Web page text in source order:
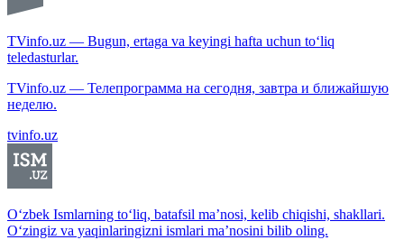
TVinfo.uz — Bugun, ertaga va keyingi hafta uchun to‘liq
teledasturlar.
TVinfo.uz — Телепрограмма на сегодня, завтра и ближайшую
неделю.
tvinfo.uz
O‘zbek Ismlarning to‘liq, batafsil ma’nosi, kelib chiqishi, shakllari.
O‘zingiz va yaqinlaringizni ismlari ma’nosini bilib oling.